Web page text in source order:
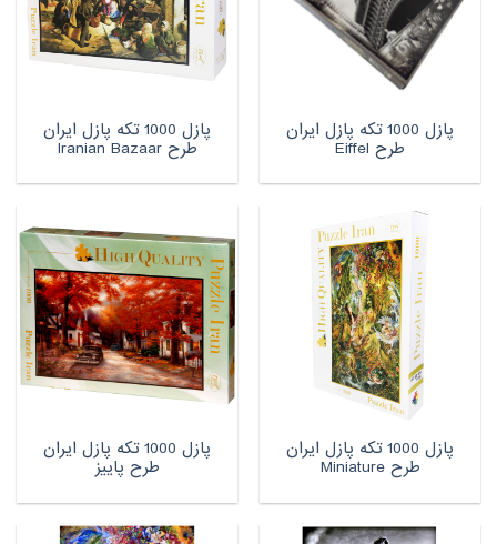
پازل 1000 تکه پازل ایران
طرح Eiffel
پازل 1000 تکه پازل ایران
طرح Iranian Bazaar
پازل 1000 تکه پازل ایران
طرح Miniature
پازل 1000 تکه پازل ایران
طرح پاییز